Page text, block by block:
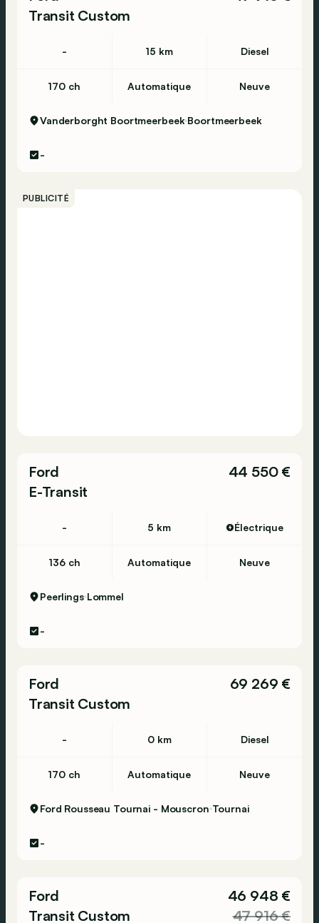
Transit Custom
- 15 km Diesel
170 ch Automatique Neuve
Vanderborght Boortmeerbeek Boortmeerbeek
-
PUBLICITÉ
Ford
E-Transit
44 550 €
- 5 km Électrique
136 ch Automatique Neuve
Peerlings Lommel
-
Ford
Transit Custom
69 269 €
- 0 km Diesel
170 ch Automatique Neuve
Ford Rousseau Tournai - Mouscron Tournai
-
Ford
Transit Custom
46 948 €
47 916 €